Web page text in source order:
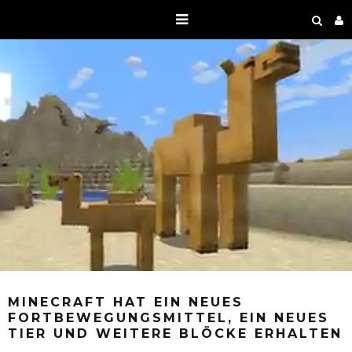
MINECRAFT HAT EIN NEUES
FORTBEWEGUNGSMITTEL, EIN NEUES
TIER UND WEITERE BLÖCKE ERHALTEN